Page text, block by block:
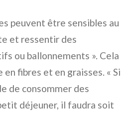
peuvent être sensibles au
et ressentir des
ou ballonnements ». Cela
en fibres et en graisses. « Si
de consommer des
déjeuner, il faudra soit